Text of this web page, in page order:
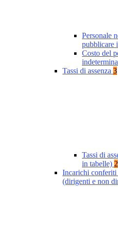
Personale
pubblicare
Costo del
Tassi di assenza 3
Tassi di
in tabelle) 2
Incarichi conferiti
(dirigenti e non